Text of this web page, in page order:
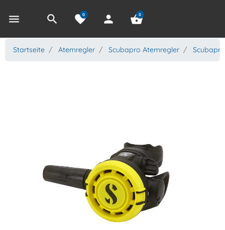
menu search favorite
0 person shopping_basket
0
Startseite Atemregler Scubapro Atemregler